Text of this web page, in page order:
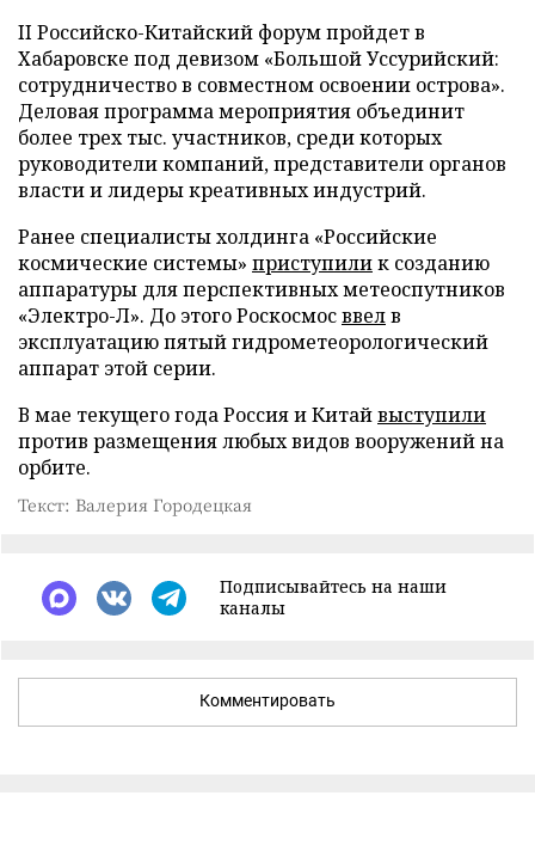
II Российско-Китайский форум пройдет в
Хабаровске под девизом «Большой Уссурийский:
сотрудничество в совместном освоении острова».
Деловая программа мероприятия объединит
более трех тыс. участников, среди которых
руководители компаний, представители органов
власти и лидеры креативных индустрий.
Ранее специалисты холдинга «Российские
космические системы» приступилик созданию
аппаратуры для перспективных метеоспутников
«Электро-Л». До этого Роскосмосввелв
эксплуатацию пятый гидрометеорологический
аппарат этой серии.
В мае текущего года Россия и Китайвыступили
против размещения любых видов вооружений на
орбите.
Текст: Валерия Городецкая
Подписывайтесь на наши
каналы
Комментировать